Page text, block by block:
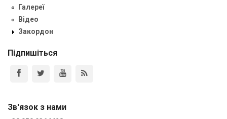
Галереї
Відео
Закордон
Підпишіться
Зв'язок з нами